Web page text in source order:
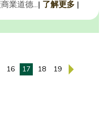
業道德...| 了解更多 |
16 17 18 19